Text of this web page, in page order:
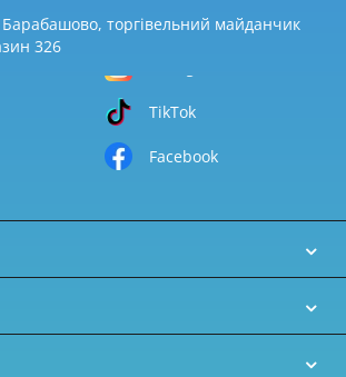
торгівельний майданчик
326
TikTok
Facebook